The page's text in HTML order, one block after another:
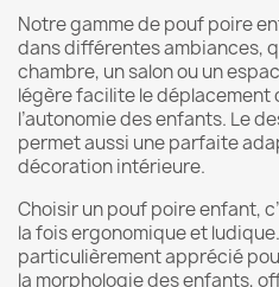
Notre gamme de pouf poire
dans différentes ambiances,
chambre, un salon ou un
légère facilite le déplacement
l’autonomie des enfants. Le
permet aussi une parfaite
décoration intérieure.
Choisir un pouf poire enfant,
la fois ergonomique et
particulièrement apprécié
la morphologie des enfants,